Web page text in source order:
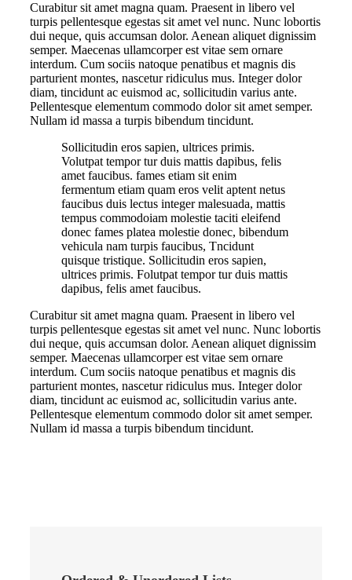
Curabitur sit amet magna quam. Praesent in libero vel
turpis pellentesque egestas sit amet vel nunc. Nunc lobortis
dui neque, quis accumsan dolor. Aenean aliquet dignissim
semper. Maecenas ullamcorper est vitae sem ornare
interdum. Cum sociis natoque penatibus et magnis dis
parturient montes, nascetur ridiculus mus. Integer dolor
diam, tincidunt ac euismod ac, sollicitudin varius ante.
Pellentesque elementum commodo dolor sit amet semper.
Nullam id massa a turpis bibendum tincidunt.
Sollicitudin eros sapien, ultrices primis.
Volutpat tempor tur duis mattis dapibus, felis
amet faucibus. fames etiam sit enim
fermentum etiam quam eros velit aptent netus
faucibus duis lectus integer malesuada, mattis
tempus commodoiam molestie taciti eleifend
donec fames platea molestie donec, bibendum
vehicula nam turpis faucibus, Tncidunt
quisque tristique. Sollicitudin eros sapien,
ultrices primis. Folutpat tempor tur duis mattis
dapibus, felis amet faucibus.
Curabitur sit amet magna quam. Praesent in libero vel
turpis pellentesque egestas sit amet vel nunc. Nunc lobortis
dui neque, quis accumsan dolor. Aenean aliquet dignissim
semper. Maecenas ullamcorper est vitae sem ornare
interdum. Cum sociis natoque penatibus et magnis dis
parturient montes, nascetur ridiculus mus. Integer dolor
diam, tincidunt ac euismod ac, sollicitudin varius ante.
Pellentesque elementum commodo dolor sit amet semper.
Nullam id massa a turpis bibendum tincidunt.